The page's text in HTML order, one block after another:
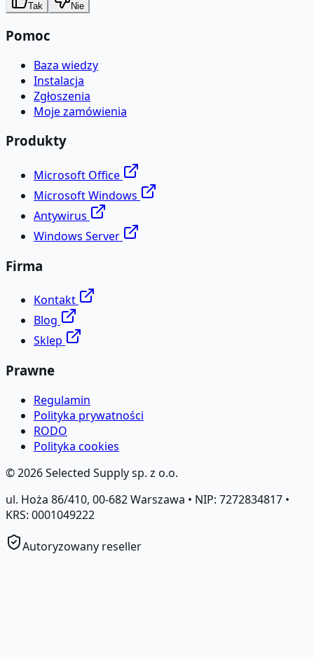
Tak Nie
Pomoc
Baza wiedzy
Instalacja
Zgłoszenia
Moje zamówienia
Produkty
Microsoft Office
Microsoft Windows
Antywirus
Windows Server
Firma
Kontakt
Blog
Sklep
Prawne
Regulamin
Polityka prywatności
RODO
Polityka cookies
©2026Selected Supply sp. z o.o.
ul. Hoża 86/410, 00-682 Warszawa • NIP: 7272834817 •
KRS: 0001049222
Autoryzowany reseller